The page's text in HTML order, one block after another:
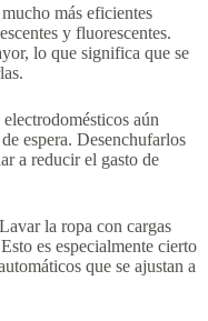
más eficientes
y fluorescentes.
lo que significa que se
aún
espera. Desenchufarlos
a reducir el gasto de
la ropa con cargas
es especialmente cierto
que se ajustan a